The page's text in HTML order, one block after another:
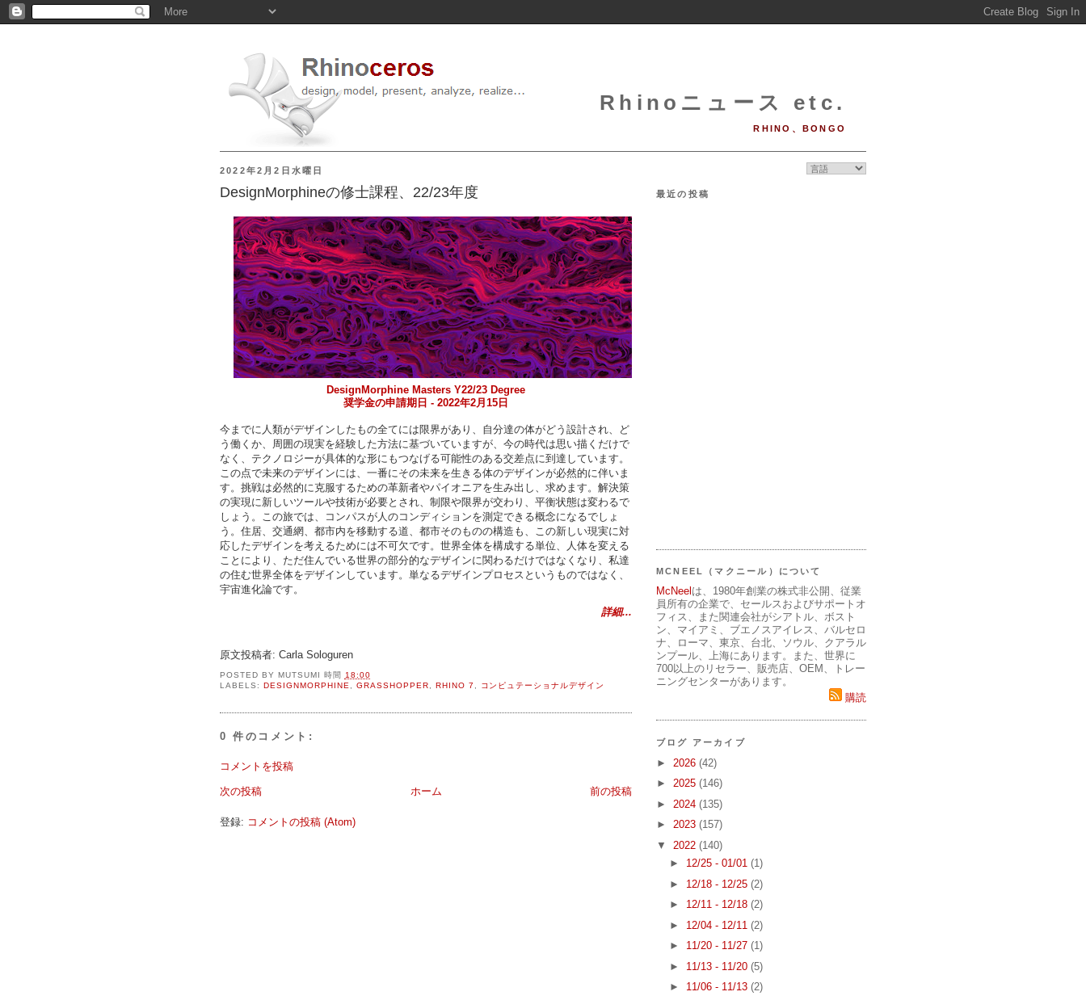
Rhinoニュース etc.
RHINO、BONGO
2022年2月2日水曜日
DesignMorphineの修士課程、22/23年度
DesignMorphine Masters Y22/23 Degree
奨学金の申請期日 - 2022年2月15日
今までに人類がデザインしたもの全てには限界があり、自分達の体がどう設計され、ど
う働くか、周囲の現実を経験した方法に基づいていますが、今の時代は思い描くだけで
なく、テクノロジーが具体的な形にもつなげる可能性のある交差点に到達しています。
この点で未来のデザインには、一番にその未来を生きる体のデザインが必然的に伴いま
す。挑戦は必然的に克服するための革新者やパイオニアを生み出し、求めます。解決策
の実現に新しいツールや技術が必要とされ、制限や限界が交わり、平衡状態は変わるで
しょう。この旅では、コンパスが人のコンディションを測定できる概念になるでしょ
う。住居、交通網、都市内を移動する道、都市そのものの構造も、この新しい現実に対
応したデザインを考えるためには不可欠です。世界全体を構成する単位、人体を変える
ことにより、ただ住んでいる世界の部分的なデザインに関わるだけではなくなり、私達
の住む世界全体をデザインしています。単なるデザインプロセスというものではなく、
宇宙進化論です。
詳細...
原文投稿者: Carla Sologuren
POSTED BY MUTSUMI 時間 18:00
LABELS: DESIGNMORPHINE, GRASSHOPPER, RHINO 7 , コンピュテーショナルデザイン
0 件のコメント:
コメントを投稿
次の投稿 前の投稿
ホーム
登録: コメントの投稿 (Atom)
最近の投稿
MCNEEL（マクニール）について
McNeelは、1980年創業の株式非公開、従業
員所有の企業で、セールスおよびサポートオ
フィス、また関連会社がシアトル、ボスト
ン、マイアミ、ブエノスアイレス、バルセロ
ナ、ローマ、東京、台北、ソウル、クアラル
ンプール、上海にあります。また、世界に
700以上のリセラー、販売店、OEM、トレー
ニングセンターがあります。
購読
ブログ アーカイブ
► 2026 (42)
► 2025 (146)
► 2024 (135)
► 2023 (157)
▼ 2022 (140)
► 12/25 - 01/01 (1)
► 12/18 - 12/25 (2)
► 12/11 - 12/18 (2)
► 12/04 - 12/11 (2)
► 11/20 - 11/27 (1)
► 11/13 - 11/20 (5)
► 11/06 - 11/13 (2)